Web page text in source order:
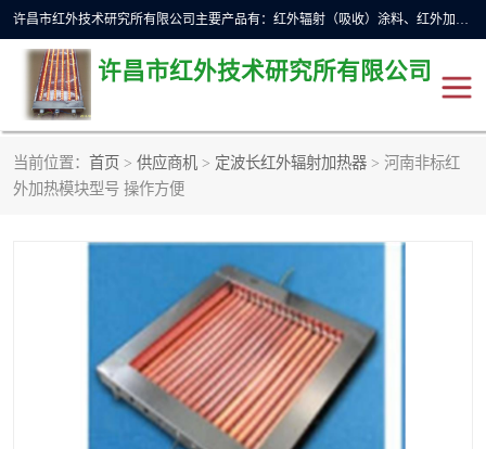
许昌市红外技术研究所有限公司主要产品有：红外辐射（吸收）涂料、红外加热元件、红外辐射加热模块（板）、红外辐射加热炉（箱）、快速红外辐射加热器、系列高端红外加热实验设备、系列红外加热控制器等。
许昌市红外技术研究所有限公司
当前位置： 首页 > 供应商机 > 定波长红外辐射加热器 > 河南非标红
外加热模块型号 操作方便
红外加热设备
红外辐射涂料 红外辐射加热器
定制红外加热实验设备
红外加热元件 红外辐射吸收涂料
高端红外加热实验设备 电工电气